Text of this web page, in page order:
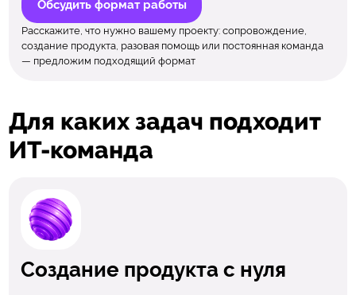
Обсудить формат работы
Расскажите, что нужно вашему проекту: сопровождение,
создание продукта, разовая помощь или постоянная команда
— предложим подходящий формат
Для каких задач подходит
ИТ-команда
Создание продукта с нуля